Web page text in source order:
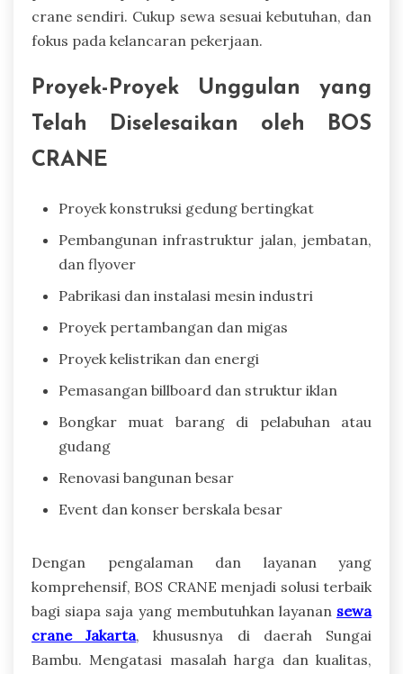
crane sendiri. Cukup sewa sesuai kebutuhan, dan
fokus pada kelancaran pekerjaan.
Proyek-Proyek Unggulan yang
Telah Diselesaikan oleh BOS
CRANE
Proyek konstruksi gedung bertingkat
Pembangunan infrastruktur jalan, jembatan,
dan flyover
Pabrikasi dan instalasi mesin industri
Proyek pertambangan dan migas
Proyek kelistrikan dan energi
Pemasangan billboard dan struktur iklan
Bongkar muat barang di pelabuhan atau
gudang
Renovasi bangunan besar
Event dan konser berskala besar
Dengan pengalaman dan layanan yang
komprehensif, BOS CRANE menjadi solusi terbaik
bagi siapa saja yang membutuhkan layanan sewa
crane Jakarta, khususnya di daerah Sungai
Bambu. Mengatasi masalah harga dan kualitas,